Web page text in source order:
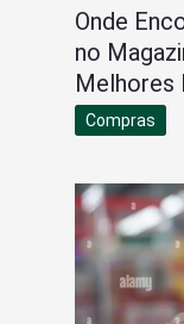
Onde
no
Melhores
Compras